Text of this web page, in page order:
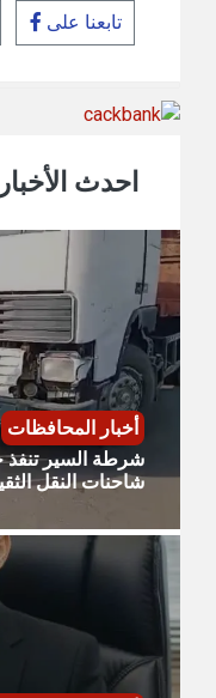
تابعنا على
احدث الأخبار
أخبار المحافظات
شرطة السير تنفذ
شاحنات النقل